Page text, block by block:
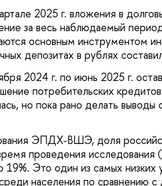
2025 г. вложения в
за весь наблюдаемый
основным инструментом
депозитах в рублях
2024 г. по июнь 2025 г.
потребительских
но пока рано делать выводы
ЭПДХ-ВШЭ, доля
проведения исследования
Это один из самых низких
населения по сравнению с